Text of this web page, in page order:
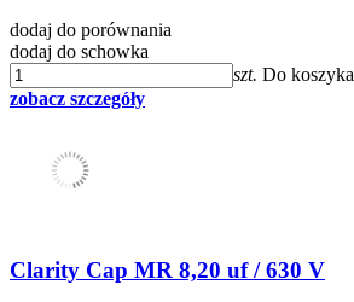
dodaj do porównania
dodaj do schowka
szt. Do koszyka
zobacz szczegóły
Clarity Cap MR 8,20 uf / 630 V